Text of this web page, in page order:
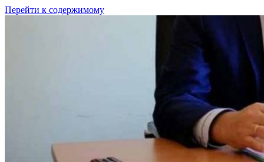
Перейти к содержимому